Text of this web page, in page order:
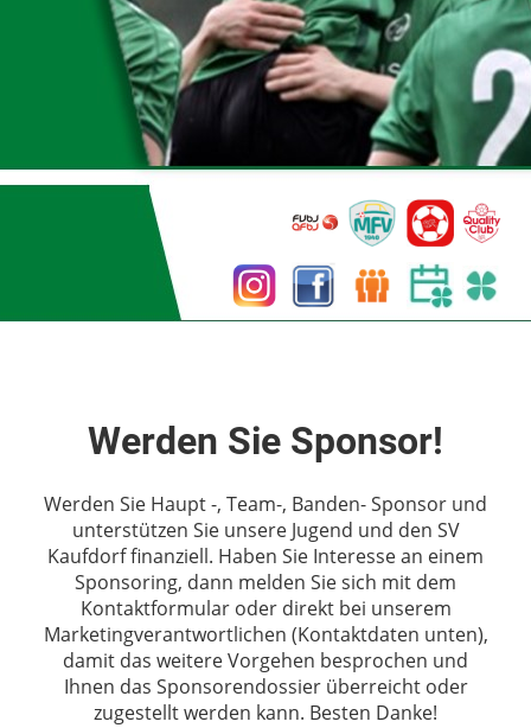
Werden Sie Sponsor!
Werden Sie Haupt -, Team-, Banden- Sponsor und
unterstützen Sie unsere Jugend und den SV
Kaufdorf finanziell. Haben Sie Interesse an einem
Sponsoring, dann melden Sie sich mit dem
Kontaktformular oder direkt bei unserem
Marketingverantwortlichen (Kontaktdaten unten),
damit das weitere Vorgehen besprochen und
Ihnen das Sponsorendossier überreicht oder
zugestellt werden kann. Besten Danke!